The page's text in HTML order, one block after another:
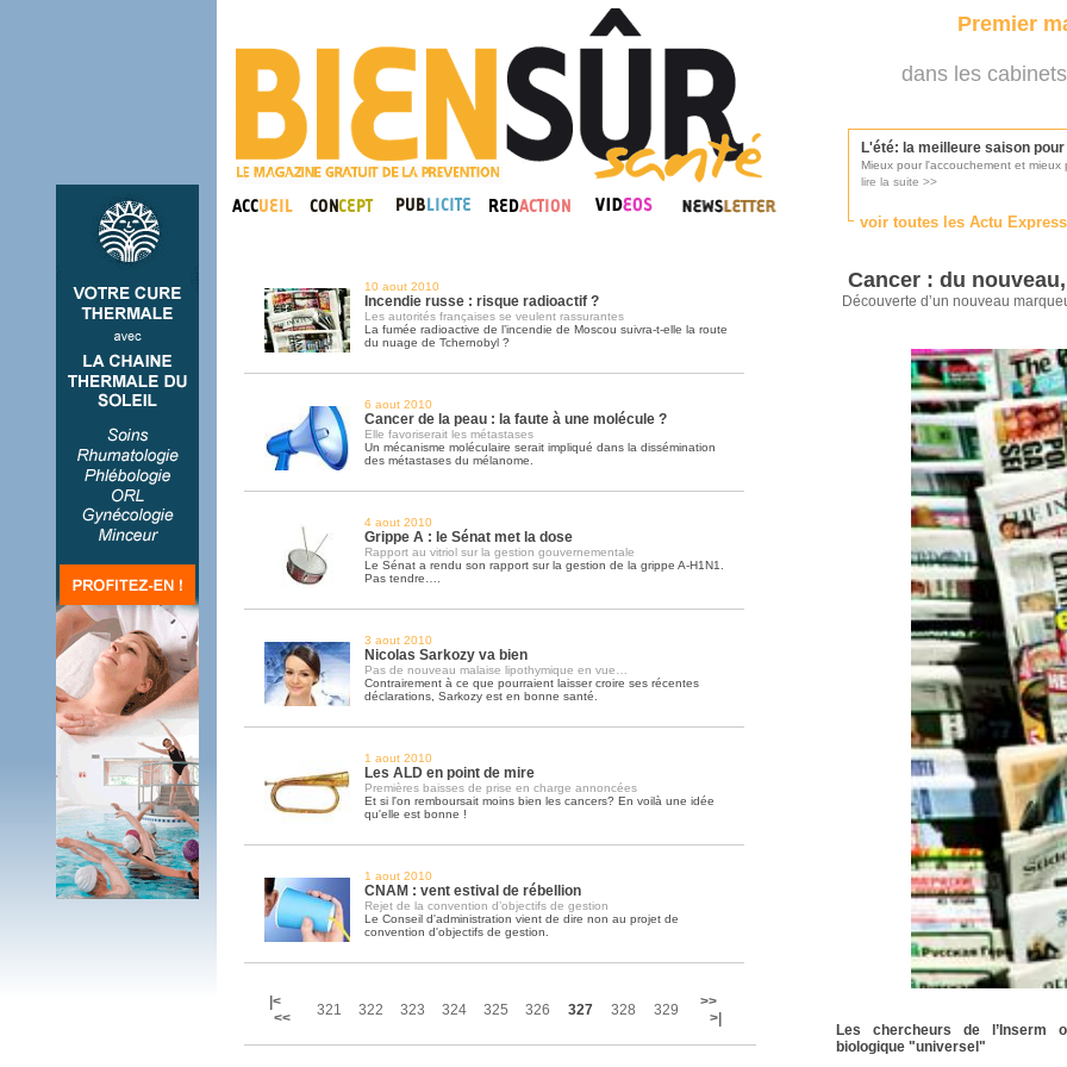
Premier
dans les
voir toutes les Actu
L'été: la meilleure saison
Mieux pour l'accouchement et mieux
lire la suite >>
Consultés par l'Ordre des médecins,
lire la suite >>
Une campagne de pub pour
La pub au service des praticiens?
lire la suite >>
DMP, l'Arlésienne va devenir
Déploiement prévu au 4ème
lire la suite >>
Soins palliatifs: 40 millions de
La journée mondiale des soins
lire la suite >>
10 aout 2010
Incendie russe : risque radioactif ?
Les autorités françaises se veulent rassurantes
La fumée radioactive de l’incendie de Moscou suivra-t-elle la route
du nuage de Tchernobyl ?
6 aout 2010
Cancer de la peau : la faute à une molécule ?
Elle favoriserait les métastases
Un mécanisme moléculaire serait impliqué dans la dissémination
des métastases du mélanome.
4 aout 2010
Grippe A : le Sénat met la dose
Rapport au vitriol sur la gestion gouvernementale
Le Sénat a rendu son rapport sur la gestion de la grippe A-H1N1.
Pas tendre….
3 aout 2010
Nicolas Sarkozy va bien
Pas de nouveau malaise lipothymique en vue…
Contrairement à ce que pourraient laisser croire ses récentes
déclarations, Sarkozy est en bonne santé.
1 aout 2010
Les ALD en point de mire
Premières baisses de prise en charge annoncées
Et si l'on remboursait moins bien les cancers? En voilà une idée
qu'elle est bonne !
1 aout 2010
CNAM : vent estival de rébellion
Rejet de la convention d’objectifs de gestion
Le Conseil d'administration vient de dire non au projet de
convention d'objectifs de gestion.
|<
<<
321 322 323 324 325 326 327 328 329
>>
>|
Cancer : du
Découverte d’un nouveau
Les chercheurs de l’Inserm
biologique "universel"